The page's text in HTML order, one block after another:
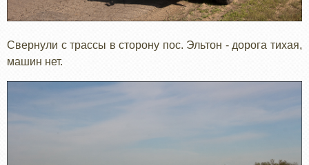
Свернули с трассы в сторону пос. Эльтон - дорога тихая,
машин нет.